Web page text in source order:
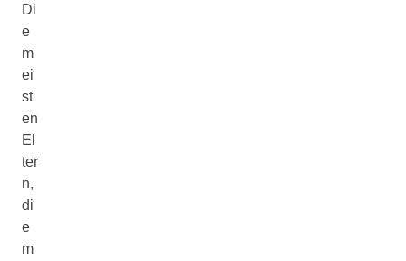
Di
e
m
ei
st
en
El
ter
n,
di
e
m